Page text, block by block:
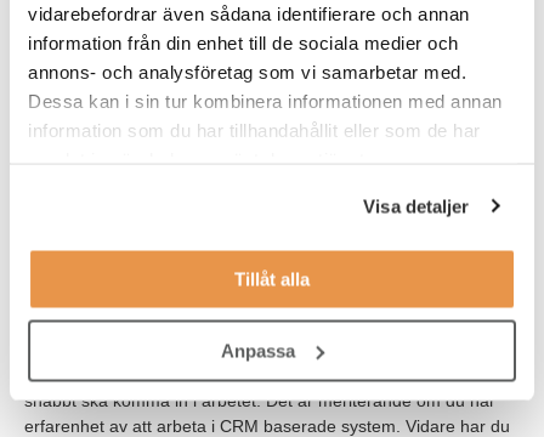
vidarebefordrar även sådana identifierare och annan
information från din enhet till de sociala medier och
annons- och analysföretag som vi samarbetar med.
Dessa kan i sin tur kombinera informationen med annan
information som du har tillhandahållit eller som de har
Visa detaljer
Tillåt alla
Anpassa
kommer ha mycket kontakt med våra medlemmar och
kollegor på olika avdelningar internt.
På ME kommer dina arbetsuppgifter vara varierande och
daglig kontakt med våra medlemmar samt varierande
administration kommer vara en naturlig del av din
i dig själv och van att självständigt driva arbetet framåt. Du
känner dig trygg i att tala inför grupp.
Telefonen och datorn kommer att vara dina arbetsverktyg, varför
god vana av Officepaketet samt systemvana är viktigt för att du
snabbt ska komma in i arbetet. Det är meriterande om du har
erfarenhet av att arbeta i CRM baserade system. Vidare har du